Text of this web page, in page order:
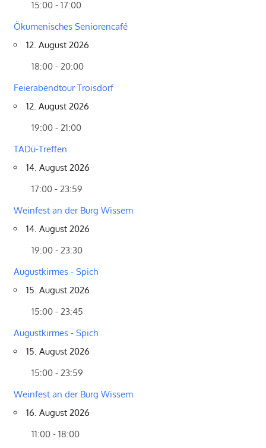
15:00 - 17:00
Ökumenisches Seniorencafé
12. August 2026
18:00 - 20:00
Feierabendtour Troisdorf
12. August 2026
19:00 - 21:00
TADü-Treffen
14. August 2026
17:00 - 23:59
Weinfest an der Burg Wissem
14. August 2026
19:00 - 23:30
Augustkirmes - Spich
15. August 2026
15:00 - 23:45
Augustkirmes - Spich
15. August 2026
15:00 - 23:59
Weinfest an der Burg Wissem
16. August 2026
11:00 - 18:00